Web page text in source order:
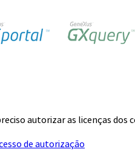
autorizar as licenças dos
de autorização